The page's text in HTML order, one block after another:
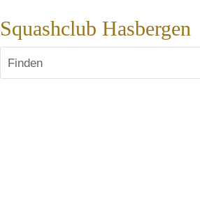
Squashclub Hasbergen
Finden